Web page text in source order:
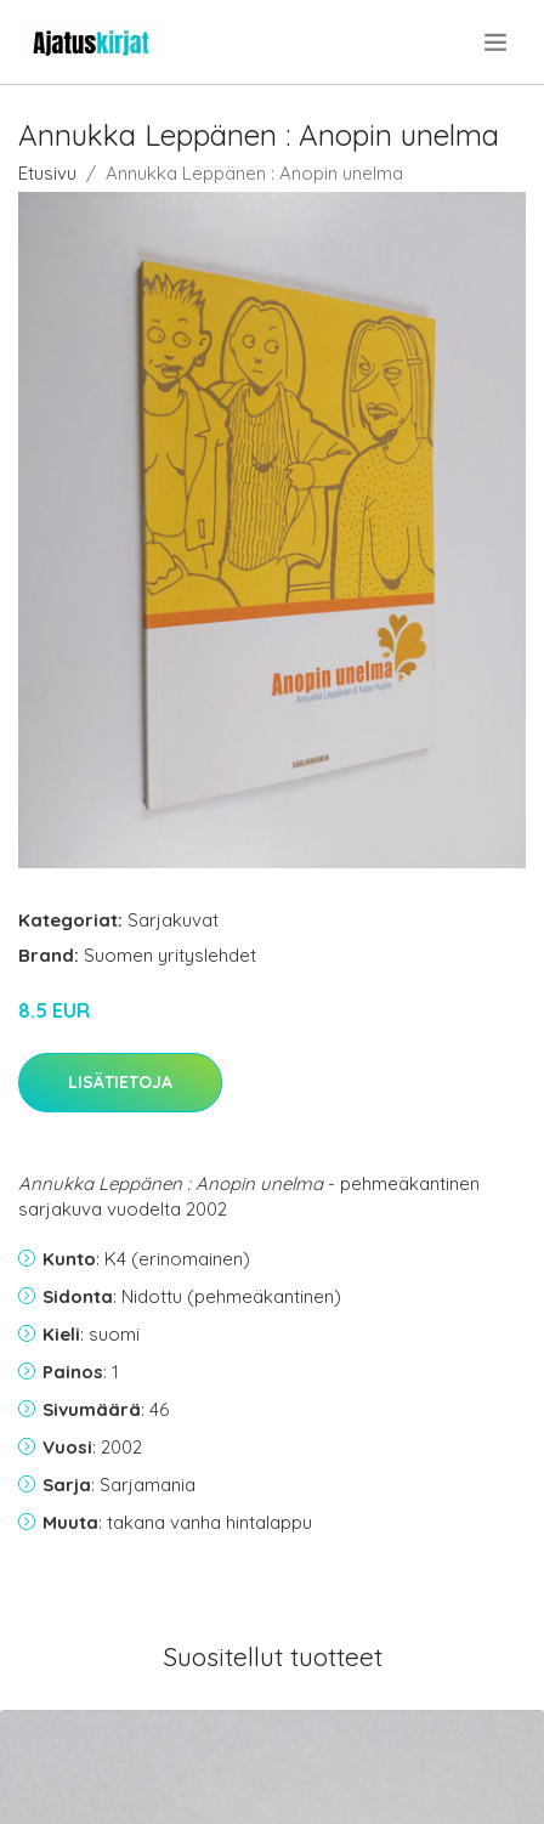
Annukka Leppänen : Anopin unelma
Etusivu Annukka Leppänen : Anopin unelma
Kategoriat: Sarjakuvat
Brand: Suomen yrityslehdet
8.5 EUR
LISÄTIETOJA
Annukka Leppänen : Anopin unelma- pehmeäkantinen
sarjakuva vuodelta 2002
Kunto: K4 (erinomainen)
Sidonta: Nidottu (pehmeäkantinen)
Kieli: suomi
Painos: 1
Sivumäärä: 46
Vuosi: 2002
Sarja: Sarjamania
Muuta: takana vanha hintalappu
Suositellut tuotteet